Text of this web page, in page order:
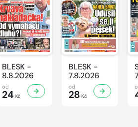
BLESK -
8.8.2026
od
24Kč
BLESK -
7.8.2026
od
28 Kč